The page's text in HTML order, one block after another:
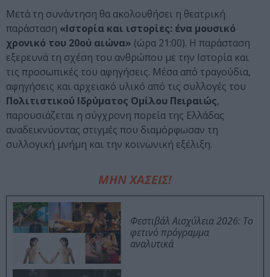
Μετά τη συνάντηση θα ακολουθήσει η θεατρική
παράσταση «Ιστορία και ιστορίες: ένα μουσικό
χρονικό του 20ού αιώνα» (ώρα 21:00). Η παράσταση
εξερευνά τη σχέση του ανθρώπου με την Ιστορία και
τις προσωπικές του αφηγήσεις. Μέσα από τραγούδια,
αφηγήσεις και αρχειακό υλικό από τις συλλογές του
Πολιτιστικού Ιδρύματος Ομίλου Πειραιώς,
παρουσιάζεται η σύγχρονη πορεία της Ελλάδας
αναδεικνύοντας στιγμές που διαμόρφωσαν τη
συλλογική μνήμη και την κοινωνική εξέλιξη.
ΜΗΝ ΧΑΣΕΙΣ!
Φεστιβάλ Αισχύλεια 2026: Το
φετινό πρόγραμμα
αναλυτικά